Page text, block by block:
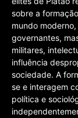
sobre a
mundo
governantes,
militares,
influência
sociedade. A
se e interagem
política e